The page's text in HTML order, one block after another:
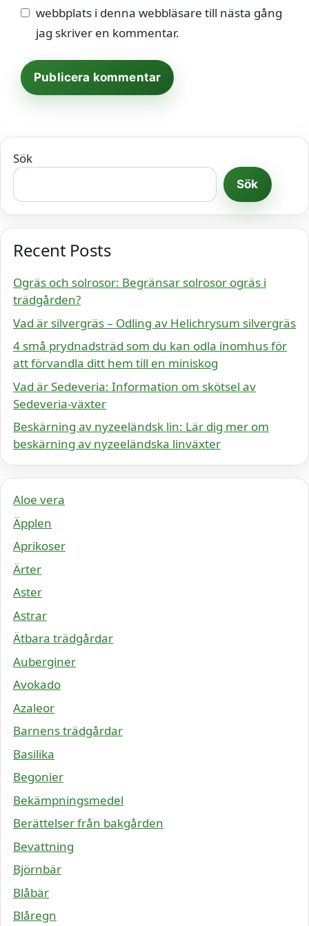
webbplats i denna webbläsare till nästa gång
jag skriver en kommentar.
Sök
Sök
Recent Posts
Ogräs och solrosor: Begränsar solrosor ogräs i
trädgården?
Vad är silvergräs – Odling av Helichrysum silvergräs
4 små prydnadsträd som du kan odla inomhus för
att förvandla ditt hem till en miniskog
Vad är Sedeveria: Information om skötsel av
Sedeveria-växter
Beskärning av nyzeeländsk lin: Lär dig mer om
beskärning av nyzeeländska linväxter
Aloe vera
Äpplen
Aprikoser
Ärter
Aster
Astrar
Ätbara trädgårdar
Auberginer
Avokado
Azaleor
Barnens trädgårdar
Basilika
Begonier
Bekämpningsmedel
Berättelser från bakgården
Bevattning
Björnbär
Blåbär
Blåregn